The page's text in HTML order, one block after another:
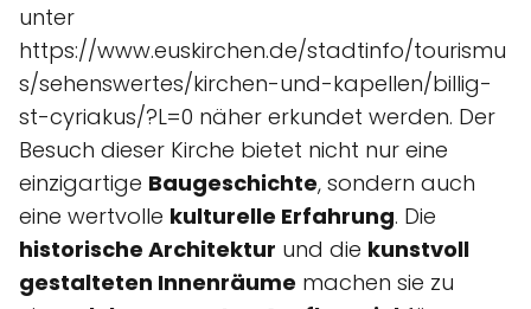
unter
https://www.euskirchen.de/stadtinfo/tourismu
s/sehenswertes/kirchen-und-kapellen/billig-
st-cyriakus/?L=0 näher erkundet werden. Der
Besuch dieser Kirche bietet nicht nur eine
einzigartige Baugeschichte, sondern auch
eine wertvolle kulturelle Erfahrung. Die
historische Architektur und die kunstvoll
gestalteten Innenräume machen sie zu